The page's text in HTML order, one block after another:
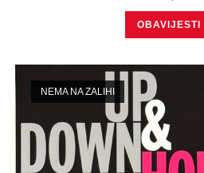
OBAVIJESTI
NEMA NA ZALIHI